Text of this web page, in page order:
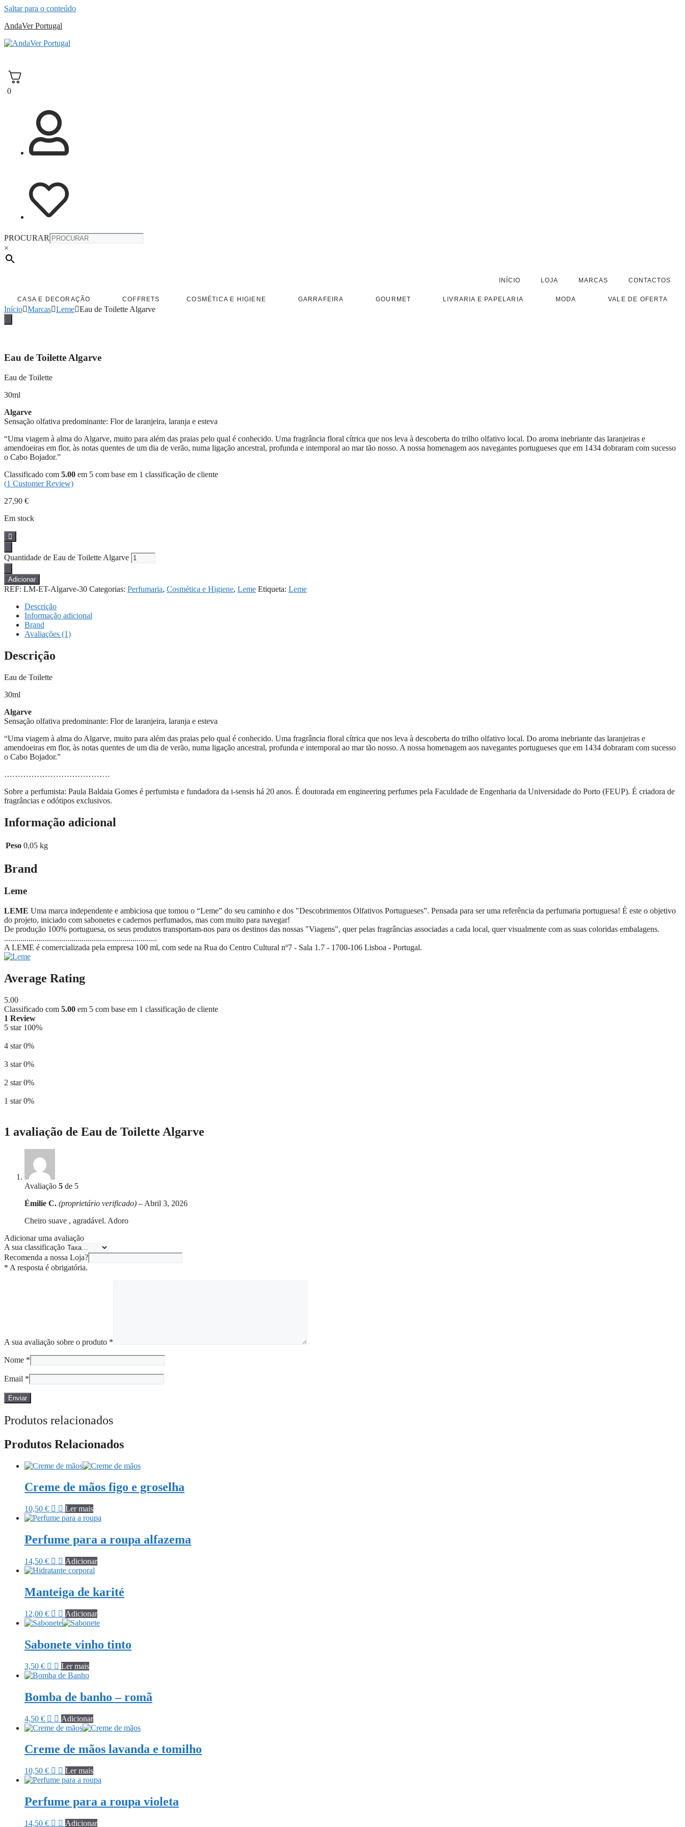
Saltar para o conteúdo
AndaVer Portugal
0
PROCURAR
×
INÍCIO LOJA MARCAS CONTACTOS
CASA E DECORAÇÃO COFFRETS COSMÉTICA E HIGIENE GARRAFEIRA GOURMET LIVRARIA E PAPELARIA MODA VALE DE OFERTA
Início Marcas Leme Eau de Toilette Algarve
Eau de Toilette Algarve
Eau de Toilette
30ml
Algarve
Sensação olfativa predominante: Flor de laranjeira, laranja e esteva
“Uma viagem à alma do Algarve, muito para além das praias pelo qual é conhecido. Uma fragrância floral cítrica que nos leva à descoberta do trilho olfativo local. Do aroma inebriante das laranjeiras e
amendoeiras em flor, às notas quentes de um dia de verão, numa ligação ancestral, profunda e intemporal ao mar tão nosso. A nossa homenagem aos navegantes portugueses que em 1434 dobraram com sucesso
o Cabo Bojador.”
Classificado com 5.00 em 5 com base em 1 classificação de cliente
(1 Customer Review)
27,90 €
Em stock
Quantidade de Eau de Toilette Algarve
Adicionar
REF: LM-ET-Algarve-30 Categorias: Perfumaria, Cosmética e Higiene, Leme Etiqueta: Leme
Descrição
Informação adicional
Brand
Avaliações (1)
Descrição
Eau de Toilette
30ml
Algarve
Sensação olfativa predominante: Flor de laranjeira, laranja e esteva
“Uma viagem à alma do Algarve, muito para além das praias pelo qual é conhecido. Uma fragrância floral cítrica que nos leva à descoberta do trilho olfativo local. Do aroma inebriante das laranjeiras e
amendoeiras em flor, às notas quentes de um dia de verão, numa ligação ancestral, profunda e intemporal ao mar tão nosso. A nossa homenagem aos navegantes portugueses que em 1434 dobraram com sucesso
o Cabo Bojador.”
…………………………………
Sobre a perfumista: Paula Baldaia Gomes é perfumista e fundadora da i-sensis há 20 anos. É doutorada em engineering perfumes pela Faculdade de Engenharia da Universidade do Porto (FEUP). É criadora de
fragrâncias e odótipos exclusivos.
Informação adicional
Peso 0,05 kg
Brand
Leme
LEME Uma marca independente e ambiciosa que tomou o “Leme” do seu caminho e dos "Descobrimentos Olfativos Portugueses”. Pensada para ser uma referência da perfumaria portuguesa! É este o objetivo
do projeto, iniciado com sabonetes e cadernos perfumados, mas com muito para navegar!
De produção 100% portuguesa, os seus produtos transportam-nos para os destinos das nossas "Viagens", quer pelas fragrâncias associadas a cada local, quer visualmente com as suas coloridas embalagens.
...........................................................................
A LEME é comercializada pela empresa 100 ml, com sede na Rua do Centro Cultural nº7 - Sala 1.7 - 1700-106 Lisboa - Portugal.
Average Rating
5.00
Classificado com 5.00 em 5 com base em 1 classificação de cliente
1 Review
5 star 100%
4 star 0%
3 star 0%
2 star 0%
1 star 0%
1 avaliação de Eau de Toilette Algarve
Avaliação 5 de 5
Émilie C. (proprietário verificado) – Abril 3, 2026
Cheiro suave , agradável. Adoro
Adicionar uma avaliação
A sua classificação
Recomenda a nossa Loja?
* A resposta é obrigatória.
A sua avaliação sobre o produto *
Nome *
Email *
Produtos relacionados
Produtos Relacionados
Creme de mãos figo e groselha
10,50 € Ler mais
Perfume para a roupa alfazema
14,50 € Adicionar
Manteiga de karité
12,00 € Adicionar
Sabonete vinho tinto
3,50 € Ler mais
Bomba de banho – romã
4,50 € Adicionar
Creme de mãos lavanda e tomilho
10,50 € Ler mais
Perfume para a roupa violeta
14,50 € Adicionar